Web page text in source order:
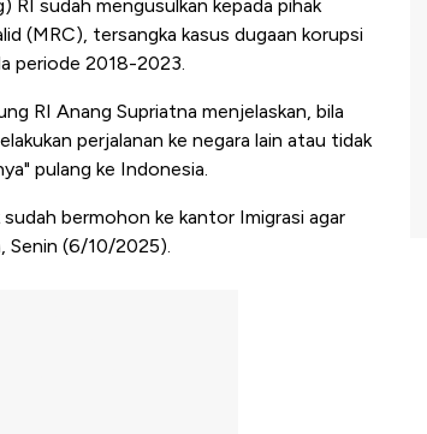
RI sudah mengusulkan kepada pihak
(MRC), tersangka kasus dugaan korupsi
periode 2018-2023.
RI Anang Supriatna menjelaskan, bila
perjalanan ke negara lain atau tidak
pulang ke Indonesia.
bermohon ke kantor Imigrasi agar
Senin (6/10/2025).